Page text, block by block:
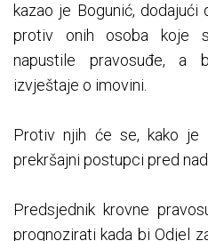
kazao je Bogunić,
protiv onih osoba koje
napustile pravosuđe, a
izvještaje o imovini.
Protiv njih će se, kako je
prekršajni postupci pred
Predsjednik krovne
prognozirati kada bi Odjel